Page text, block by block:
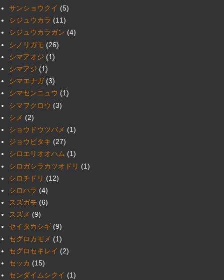
サンショウクイ (5)
シジュウカラ (11)
シジュウカラガン (4)
シノリガモ (26)
シマアオジ (1)
シマアジ (1)
シマエナガ (3)
シマセンニュウ (1)
シマフクロウ (3)
シメ (2)
ショウドウツバメ (1)
ジョウビタキ (27)
シロエリオオハム (1)
シロガシラカツオドリ (1)
シロチドリ (12)
シロハラ (4)
スズガモ (6)
スズメ (9)
セイタカシギ (9)
セグロカモメ (1)
セグロセキレイ (2)
セッカ (15)
センダイムシクイ (1)